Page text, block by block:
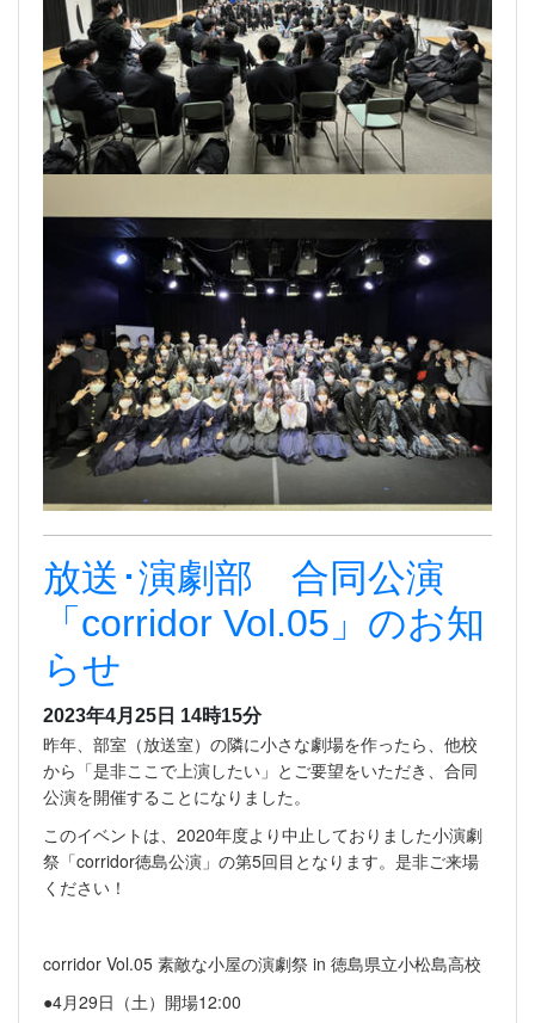
放送･演劇部 合同公演
「corridor Vol.05」のお知
らせ
2023年4月25日 14時15分
昨年、部室（放送室）の隣に小さな劇場を作ったら、他校
から「是非ここで上演したい」とご要望をいただき、合同
公演を開催することになりました。
このイベントは、2020年度より中止しておりました小演劇
祭「corridor徳島公演」の第5回目となります。是非ご来場
ください！
corridor Vol.05 素敵な小屋の演劇祭 in 徳島県立小松島高校
●4月29日（土）開場12:00